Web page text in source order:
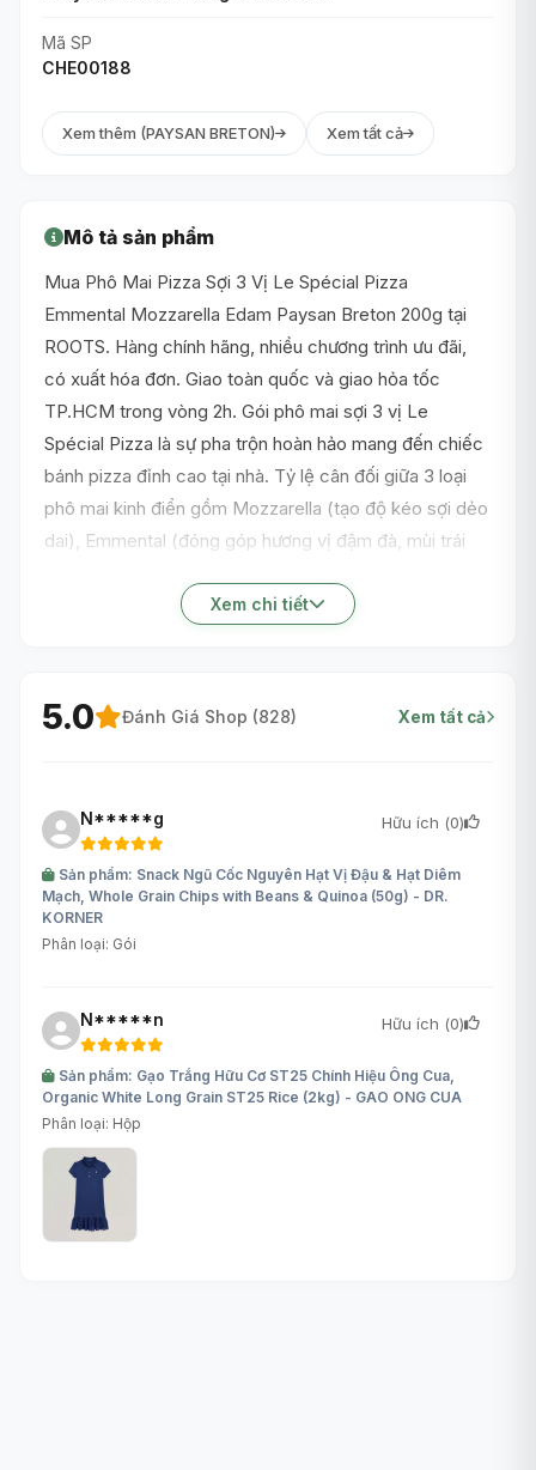
Mã SP
CHE00188
Xem thêm (PAYSAN BRETON) Xem tất cả
Mô tả sản phẩm
Mua Phô Mai Pizza Sợi 3 Vị Le Spécial Pizza
Emmental Mozzarella Edam Paysan Breton 200g tại
ROOTS. Hàng chính hãng, nhiều chương trình ưu đãi,
có xuất hóa đơn. Giao toàn quốc và giao hỏa tốc
TP.HCM trong vòng 2h. Gói phô mai sợi 3 vị Le
Spécial Pizza là sự pha trộn hoàn hảo mang đến chiếc
bánh pizza đỉnh cao tại nhà. Tỷ lệ cân đối giữa 3 loại
phô mai kinh điển gồm Mozzarella (tạo độ kéo sợi dẻo
dai), Emmental (đóng góp hương vị đậm đà, mùi trái
mắt). Sự kết hợp này mang lại bề mặt bánh nướng
Xem chi tiết
5.0 Đánh Giá Shop (828) Xem tất cả
N*****g Hữu ích (0)
Sản phẩm: Snack Ngũ Cốc Nguyên Hạt Vị Đậu & Hạt Diêm
Mạch, Whole Grain Chips with Beans & Quinoa (50g) - DR.
KORNER
Phân loại: Gói
N*****n Hữu ích (0)
Sản phẩm: Gạo Trắng Hữu Cơ ST25 Chính Hiệu Ông Cua,
Organic White Long Grain ST25 Rice (2kg) - GAO ONG CUA
Phân loại: Hộp